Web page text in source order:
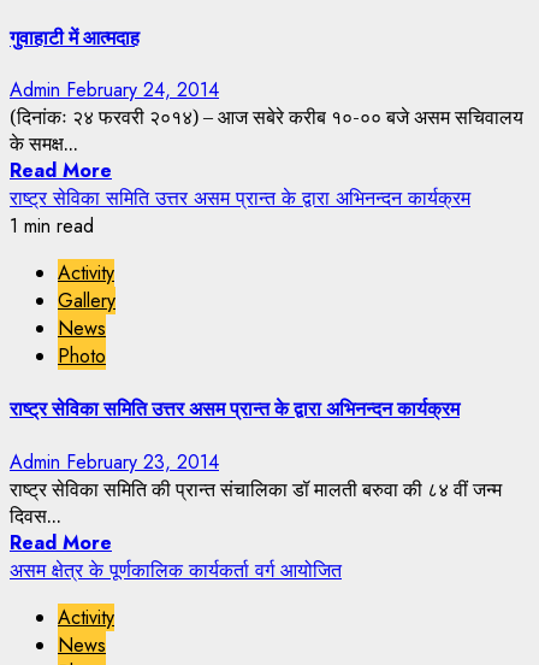
गुवाहाटी में आत्मदाह
Admin February 24, 2014
(दिनांकः २४ फरवरी २०१४) – आज सबेरे करीब १०-०० बजे असम सचिवालय
के समक्ष...
Read More
राष्ट्र सेविका समिति उत्तर असम प्रान्त के द्वारा अभिनन्दन कार्यक्रम
1 min read
Activity
Gallery
News
Photo
राष्ट्र सेविका समिति उत्तर असम प्रान्त के द्वारा अभिनन्दन कार्यक्रम
Admin February 23, 2014
राष्ट्र सेविका समिति की प्रान्त संचालिका डॉ मालती बरुवा की ८४ वीं जन्म
दिवस...
Read More
असम क्षेत्र के पूर्णकालिक कार्यकर्ता वर्ग आयोजित
Activity
News